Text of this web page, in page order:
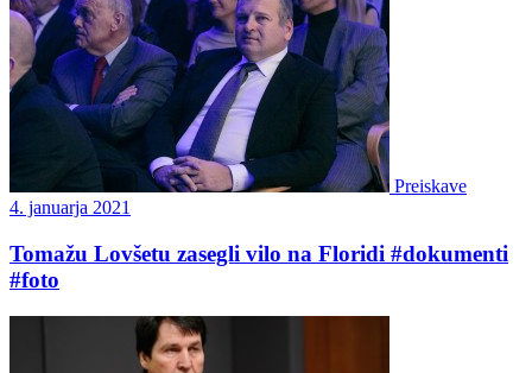
Preiskave
4. januarja 2021
Tomažu Lovšetu zasegli vilo na Floridi #dokumenti
#foto